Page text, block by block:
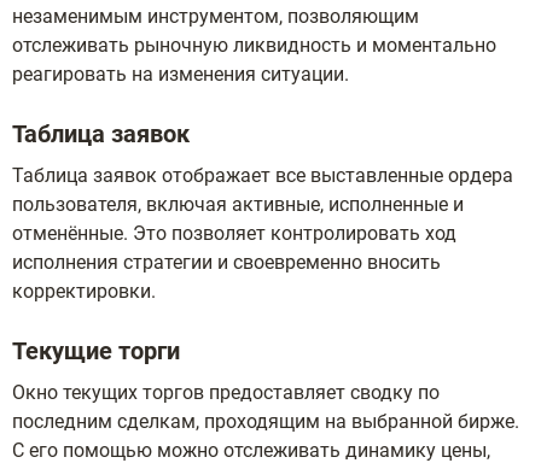
незаменимым инструментом, позволяющим
отслеживать рыночную ликвидность и моментально
реагировать на изменения ситуации.
Таблица заявок
Таблица заявок отображает все выставленные ордера
пользователя, включая активные, исполненные и
отменённые. Это позволяет контролировать ход
исполнения стратегии и своевременно вносить
корректировки.
Текущие торги
Окно текущих торгов предоставляет сводку по
последним сделкам, проходящим на выбранной бирже.
С его помощью можно отслеживать динамику цены,